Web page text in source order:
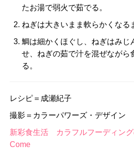
たお湯で弱火で茹でる。
ねぎは大きいまま軟らかくなる
鯛は細かくほぐし、ねぎはみじ
せ、ねぎの茹で汁を混ぜながら
る。
レシピ＝成瀬紀子
撮影＝カラーパワーズ・デザイン
新彩食生活 カラフルフーディン
Come